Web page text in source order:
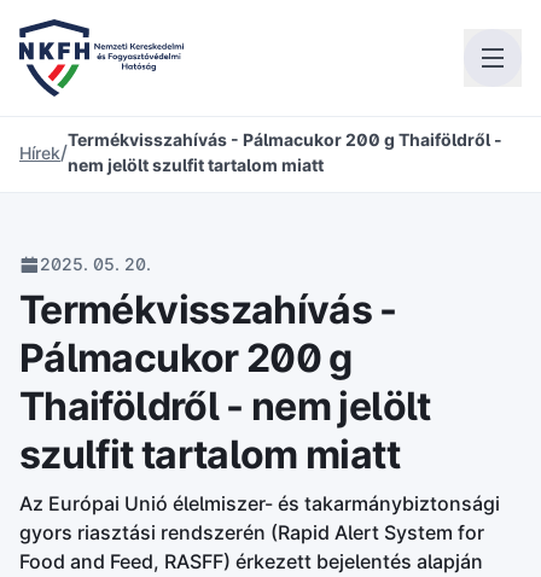
Hírek/
Termékvisszahívás - Pálmacukor 200 g Thaiföldről -
nem jelölt szulfit tartalom miatt
2025. 05. 20.
Termékvisszahívás -
Pálmacukor 200 g
Thaiföldről - nem jelölt
szulfit tartalom miatt
Az Európai Unió élelmiszer- és takarmánybiztonsági
gyors riasztási rendszerén (Rapid Alert System for
Food and Feed, RASFF) érkezett bejelentés alapján